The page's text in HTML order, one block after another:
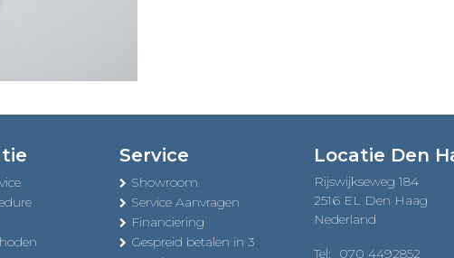
Service
Showroom
Service Aanvragen
Financiering
Gespreid betalen in 3
Locatie Den
Rijswijkseweg 184
2516 EL Den Haag
Nederland
Tel: 070 4492852